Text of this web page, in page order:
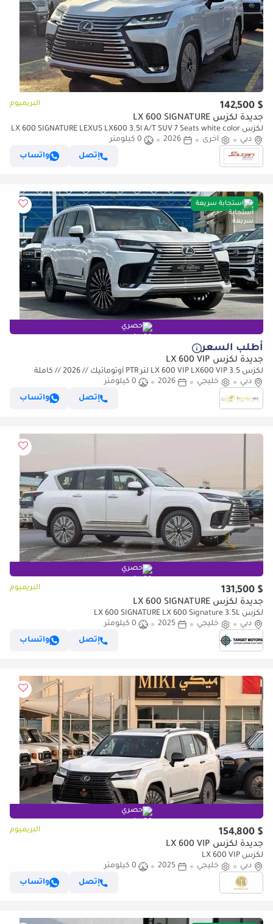
$ 142,500 البريميوم
جديدة لكزس LX 600 SIGNATURE
لكزس LX 600 SIGNATURE LEXUS LX600 3.5l A/T SUV 7 Seats white color
2026 Model
دبي أخرى 2026
0 كيلومتر
إتصل
واتساب
استجابة سريعة
حصري
أطلب السعر
جديدة لكزس LX 600 VIP
لكزس LX 600 VIP LX600 VIP 3.5 لتر PTR أوتوماتيك // 2026 // كاملة
المواصفات: مقاعد VIP، رادار وشاشة عرض رأسية، كاميرا
دبي خليجي 2026
0 كيلومتر
إتصل
واتساب
حصري
$ 131,500 البريميوم
جديدة لكزس LX 600 SIGNATURE
لكزس LX 600 SIGNATURE LX 600 Signature 3.5L
دبي
خليجي 2025
0 كيلومتر
إتصل
واتساب
حصري
$ 154,800 البريميوم
جديدة لكزس LX 600 VIP
لكزس LX 600 VIP
دبي
خليجي 2025
0 كيلومتر
إتصل
واتساب